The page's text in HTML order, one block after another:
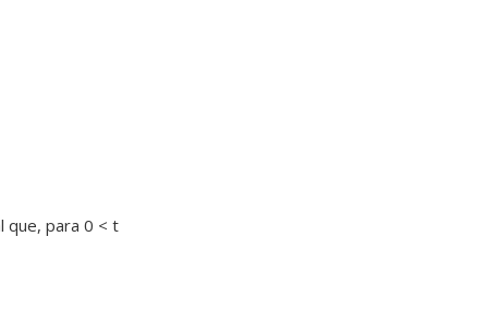
que, para 0 < t